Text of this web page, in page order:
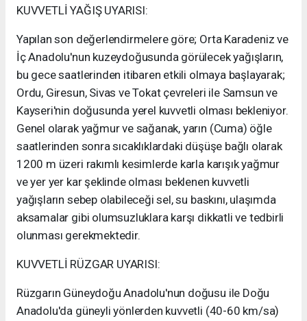
KUVVETLİ YAĞIŞ UYARISI:
Yapılan son değerlendirmelere göre; Orta Karadeniz ve
İç Anadolu'nun kuzeydoğusunda görülecek yağışların,
bu gece saatlerinden itibaren etkili olmaya başlayarak;
Ordu, Giresun, Sivas ve Tokat çevreleri ile Samsun ve
Kayseri'nin doğusunda yerel kuvvetli olması bekleniyor.
Genel olarak yağmur ve sağanak, yarın (Cuma) öğle
saatlerinden sonra sıcaklıklardaki düşüşe bağlı olarak
1200 m üzeri rakımlı kesimlerde karla karışık yağmur
ve yer yer kar şeklinde olması beklenen kuvvetli
yağışların sebep olabileceği sel, su baskını, ulaşımda
aksamalar gibi olumsuzluklara karşı dikkatli ve tedbirli
olunması gerekmektedir.
KUVVETLİ RÜZGAR UYARISI:
Rüzgarın Güneydoğu Anadolu'nun doğusu ile Doğu
Anadolu'da güneyli yönlerden kuvvetli (40-60 km/sa)